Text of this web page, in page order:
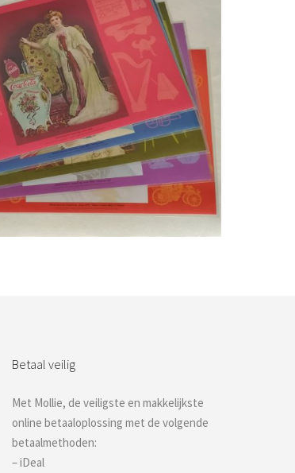
Betaal veilig
Met Mollie, de veiligste en makkelijkste
online betaaloplossing met de volgende
betaalmethoden:
– iDeal